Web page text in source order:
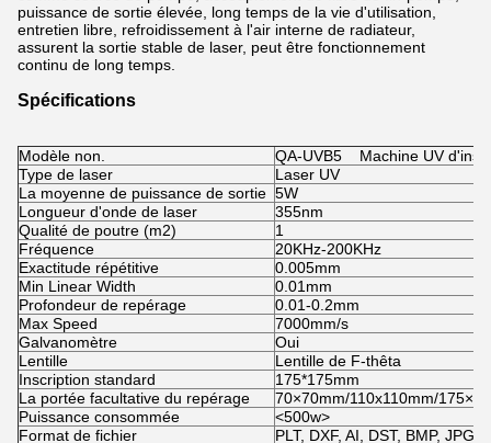
puissance de sortie élevée, long temps de la vie d'utilisation,
entretien libre, refroidissement à l'air interne de radiateur,
assurent la sortie stable de laser, peut être fonctionnement
continu de long temps.
Spécifications
Modèle non. QA-UVB5 Machine UV
Type de laser
Laser UV
La moyenne de puissance de sortie 5W
Longueur d'onde de laser
355nm
Qualité de poutre (m2)
1
Fréquence
20KHz-200KHz
Exactitude répétitive
0.005mm
Min Linear Width
0.01mm
Profondeur de repérage
0.01-0.2mm
Max Speed
7000mm/s
Galvanomètre
Oui
Lentille
Lentille de F-thêta
Inscription standard
175*175mm
La portée facultative du repérage
70×70mm/110x110mm/
Puissance consommée
<500w>
Format de fichier
PLT, DXF, AI, DST, BMP, JPG,